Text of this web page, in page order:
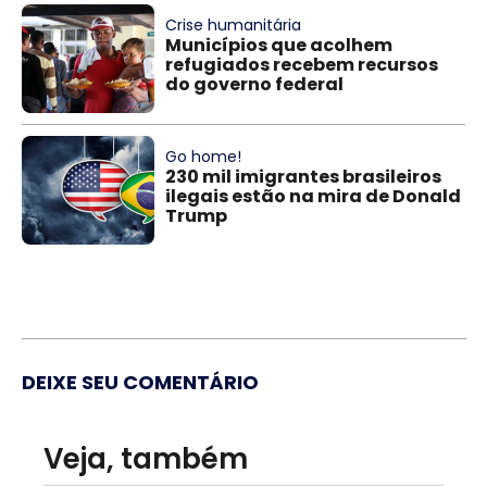
Crise humanitária
Municípios que acolhem
refugiados recebem recursos
do governo federal
Go home!
230 mil imigrantes brasileiros
ilegais estão na mira de Donald
Trump
DEIXE SEU COMENTÁRIO
Veja, também